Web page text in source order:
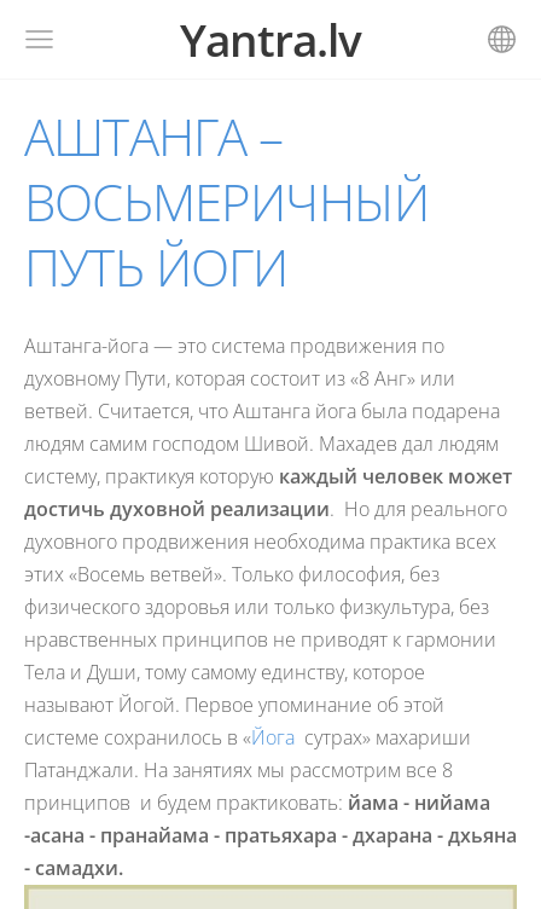
Yantra.lv
АШТАНГА –
ВОСЬМЕРИЧНЫЙ
ПУТЬ ЙОГИ
Аштанга-йога — это система продвижения по
духовному Пути, которая состоит из «8 Анг» или
ветвей. Считается, что Аштанга йога была подарена
людям самим господом Шивой. Махадев дал людям
систему, практикуя которую каждый человек может
достичь духовной реализации. Но для реального
духовного продвижения необходима практика всех
этих «Восемь ветвей». Только философия, без
физического здоровья или только физкультура, без
нравственных принципов не приводят к гармонии
Тела и Души, тому самому единству, которое
называют Йогой. Первое упоминание об этой
системе сохранилось в «Йога сутрах» махариши
Патанджали. На занятиях мы рассмотрим все 8
принципов и будем практиковать: йама - нийама
-асана - пранайама - пратьяхара - дхарана - дхьяна
- самадхи.